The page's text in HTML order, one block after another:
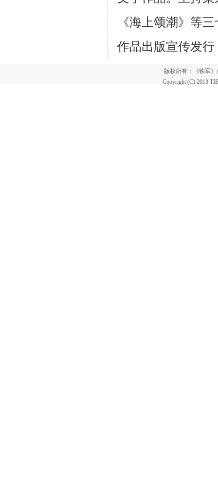
《海上颂潮》等
作品出版宣传发
版权所有：《铁军
Copyright (C) 2013